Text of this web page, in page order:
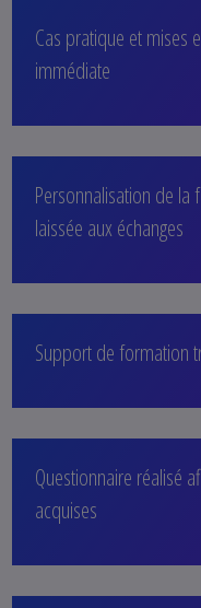
Cas pratique et mises
immédiate
Personnalisation de la
laissée aux échanges
Support de formation
Questionnaire réalisé
acquises